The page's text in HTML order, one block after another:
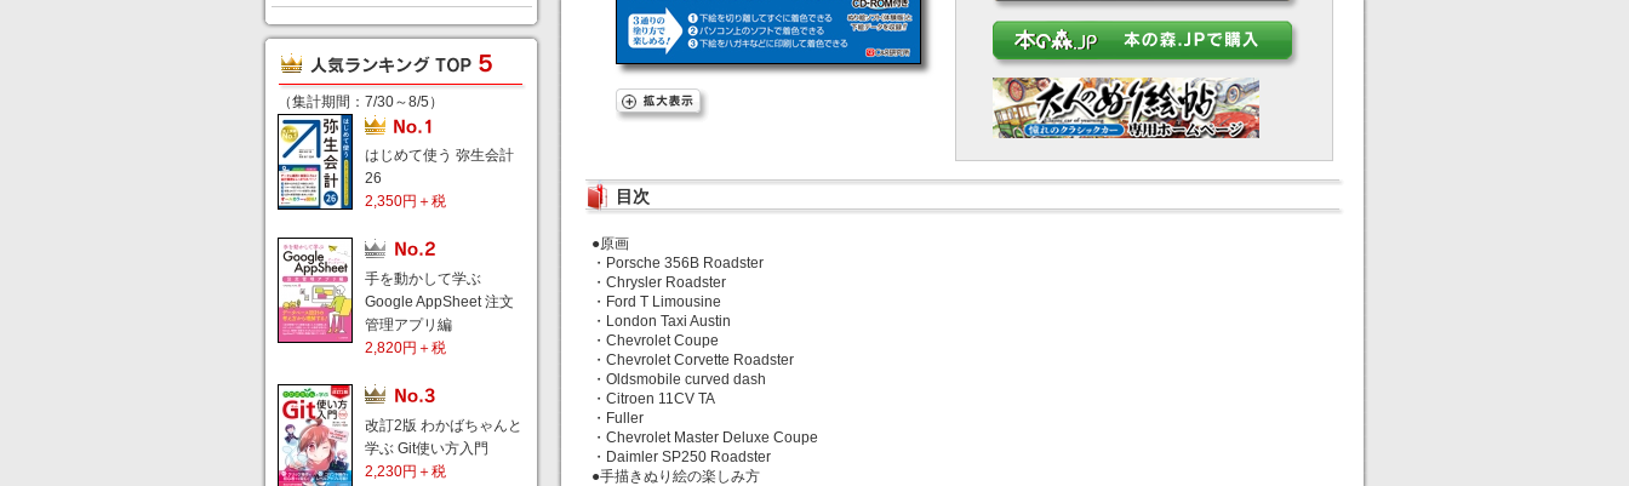
（集計期間：7/30～8/5）
はじめて使う 弥生会計
26
2,350円＋税
手を動かして学ぶ
Google AppSheet 注文
管理アプリ編
2,820円＋税
改訂2版 わかばちゃんと
学ぶ Git使い方入門
2,230円＋税
目次
●原画
・Porsche 356B Roadster
・Chrysler Roadster
・Ford T Limousine
・London Taxi Austin
・Chevrolet Coupe
・Chevrolet Corvette Roadster
・Oldsmobile curved dash
・Citroen 11CV TA
・Fuller
・Chevrolet Master Deluxe Coupe
・Daimler SP250 Roadster
●手描きぬり絵の楽しみ方